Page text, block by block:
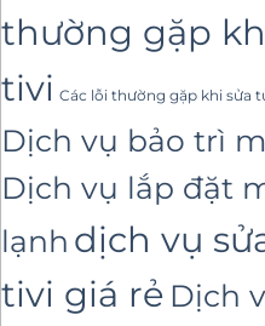
thường gặp
tivi Các lỗi thường gặp khi sửa
Dịch vụ bảo trì
Dịch vụ lắp đặt
lạnh dịch vụ
tivi giá rẻ Dịch